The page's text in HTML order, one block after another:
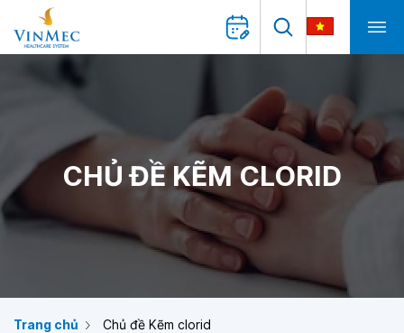
CHỦ ĐỀ KẼM CLORID
Trang chủ Chủ đề Kẽm clorid